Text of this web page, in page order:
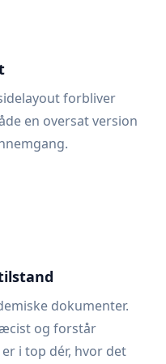
forbliver
en oversat version
dokumenter.
og forstår
i top dér, hvor det